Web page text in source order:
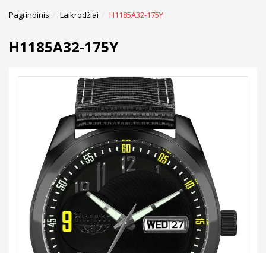
Pagrindinis Laikrodžiai H1185A32-175Y
H1185A32-175Y